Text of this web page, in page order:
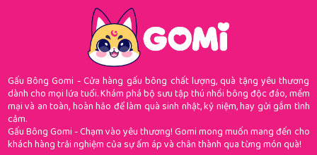
Gấu Bông Gomi - Cửa hàng gấu bông chất lượng, quà tặng yêu thương
dành cho mọi lứa tuổi. Khám phá bộ sưu tập thú nhồi bông độc đáo, mềm
mại và an toàn, hoàn hảo để làm quà sinh nhật, kỷ niệm, hay gửi gắm tình
cảm.
Gấu Bông Gomi - Chạm vào yêu thương! Gomi mong muốn mang đến cho
khách hàng trải nghiệm của sự ấm áp và chân thành qua từng món quà!